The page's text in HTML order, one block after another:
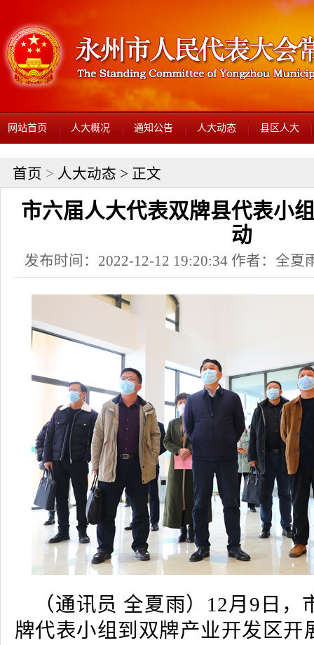
网站首页 人大概况 通知公告 人大动态 县区人大
首页 > 人大动态 > 正文
市六届人大代表双牌县代表小
动
发布时间：2022-12-12 19:20:34 作者：全夏
（通讯员 全夏雨）12月9日
牌代表小组到双牌产业开发区开